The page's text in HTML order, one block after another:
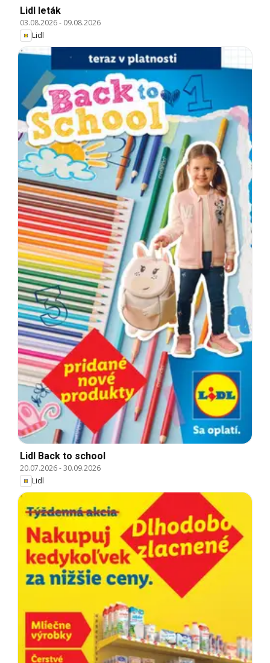
Lidl leták
03.08.2026- 09.08.2026
Lidl
Lidl Back to school
20.07.2026-30.09.2026
Lidl